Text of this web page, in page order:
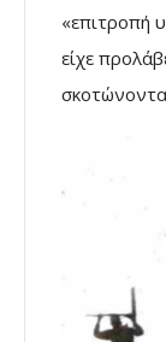
«επιτροπή
είχε